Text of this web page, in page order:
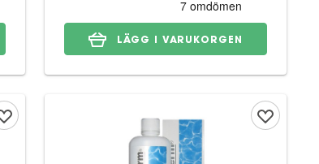
LÄGG I VARUKORGEN